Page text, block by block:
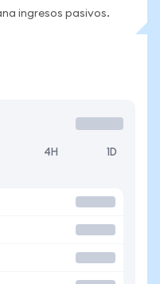
ingresos pasivos.
4H 1D